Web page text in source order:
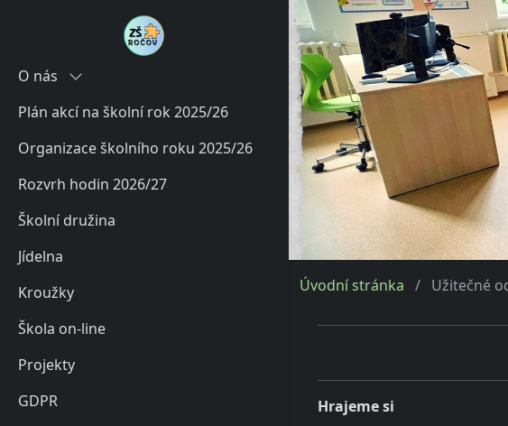
O nás
Historie
Současnost
Charakteristika školy
Poradenské služby školy
Plán akcí na školní rok 2025/26
Organizace školního roku 2025/26
Rozvrh hodin 2026/27
Školní družina
Jídelna
Kroužky
Škola on-line
Projekty
GDPR
Úvodní stránka Užitečné
Hrajeme si